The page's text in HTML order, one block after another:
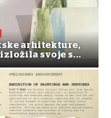
arhitekture,
svoje s...